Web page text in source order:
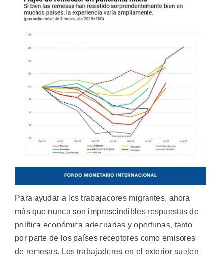
Para ayudar a los trabajadores migrantes, ahora
más que nunca son imprescindibles respuestas de
política económica adecuadas y oportunas, tanto
por parte de los países receptores como emisores
de remesas. Los trabajadores en el exterior suelen